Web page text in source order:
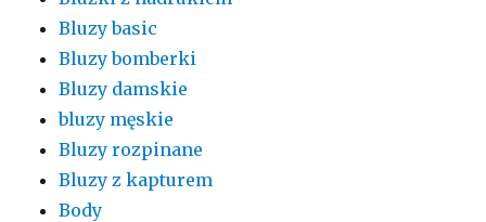
Bluzy basic
Bluzy bomberki
Bluzy damskie
bluzy męskie
Bluzy rozpinane
Bluzy z kapturem
Body